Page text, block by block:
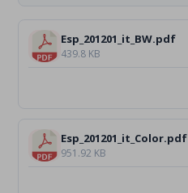
Esp_201201_it_BW.pdf
439.8 KB
Esp_201201_it_Color.pdf
951.92 KB